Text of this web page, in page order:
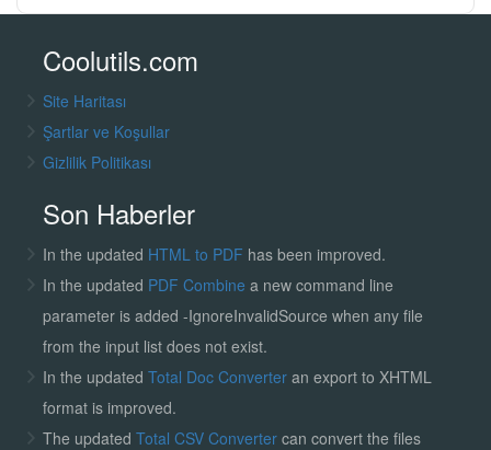
Coolutils.com
Site Haritası
Şartlar ve Koşullar
Gizlilik Politikası
Son Haberler
In the updated HTML to PDF has been improved.
In the updated PDF Combine a new command line
parameter is added -IgnoreInvalidSource when any file
from the input list does not exist.
In the updated Total Doc Converter an export to XHTML
format is improved.
The updated Total CSV Convertercan convert the files